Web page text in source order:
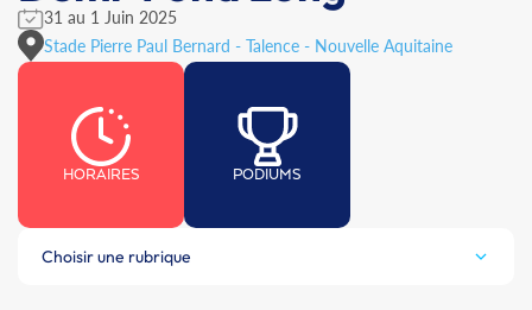
31 au 1 Juin 2025
Stade Pierre Paul Bernard - Talence - Nouvelle Aquitaine
HORAIRES PODIUMS
Choisir une rubrique